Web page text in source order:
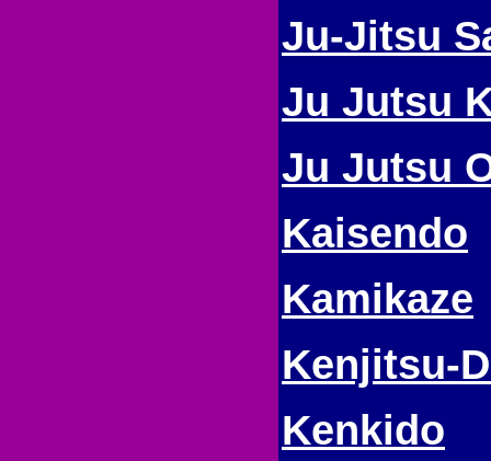
Ju-Jitsu
Ju Jutsu
Ju Jutsu
Kaisendo
Kamikaze
Kenjitsu-
Kenkido